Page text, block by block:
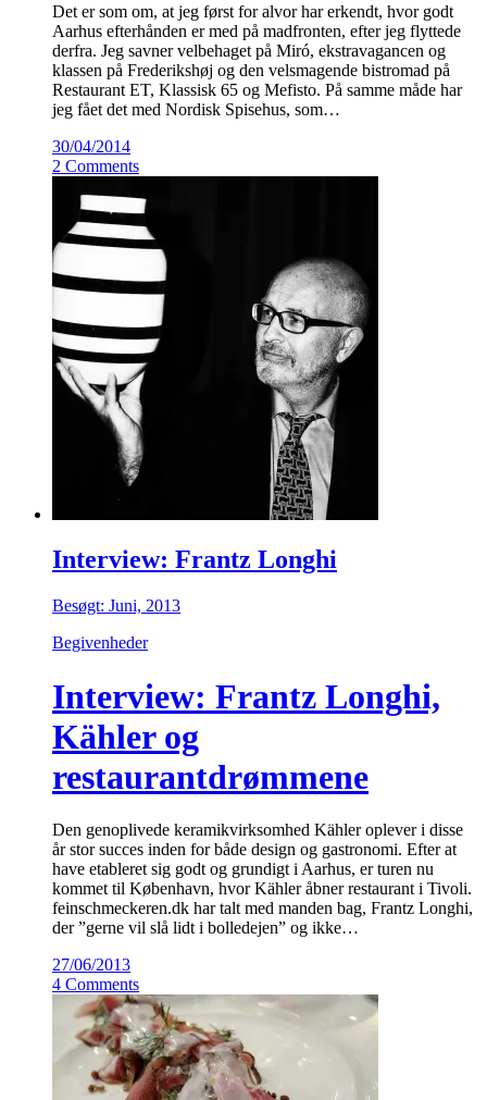
Det er som om, at jeg først for alvor har erkendt, hvor godt
Aarhus efterhånden er med på madfronten, efter jeg flyttede
derfra. Jeg savner velbehaget på Miró, ekstravagancen og
klassen på Frederikshøj og den velsmagende bistromad på
Restaurant ET, Klassisk 65 og Mefisto. På samme måde har
jeg fået det med Nordisk Spisehus, som…
30/04/2014
2 Comments
Interview: Frantz Longhi
Besøgt: Juni, 2013
Begivenheder
Interview: Frantz Longhi,
Kähler og
restaurantdrømmene
Den genoplivede keramikvirksomhed Kähler oplever i disse
år stor succes inden for både design og gastronomi. Efter at
have etableret sig godt og grundigt i Aarhus, er turen nu
kommet til København, hvor Kähler åbner restaurant i Tivoli.
feinschmeckeren.dk har talt med manden bag, Frantz Longhi,
der ”gerne vil slå lidt i bolledejen” og ikke…
27/06/2013
4 Comments